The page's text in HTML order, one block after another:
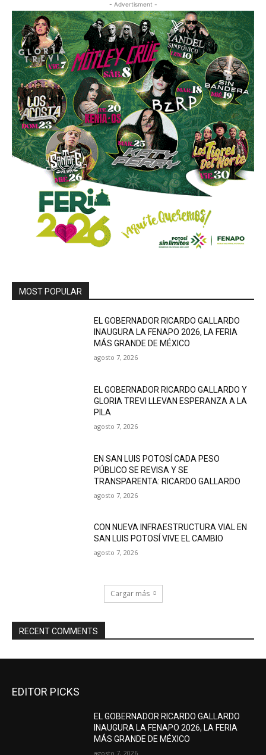
- Advertisment -
MOST POPULAR
EL GOBERNADOR RICARDO GALLARDO
INAUGURA LA FENAPO 2026, LA FERIA
MÁS GRANDE DE MÉXICO
agosto 7, 2026
EL GOBERNADOR RICARDO GALLARDO Y
GLORIA TREVI LLEVAN ESPERANZA A LA
PILA
agosto 7, 2026
EN SAN LUIS POTOSÍ CADA PESO
PÚBLICO SE REVISA Y SE
TRANSPARENTA: RICARDO GALLARDO
agosto 7, 2026
CON NUEVA INFRAESTRUCTURA VIAL EN
SAN LUIS POTOSÍ VIVE EL CAMBIO
agosto 7, 2026
Cargar más
RECENT COMMENTS
EDITOR PICKS
EL GOBERNADOR RICARDO GALLARDO
INAUGURA LA FENAPO 2026, LA FERIA
MÁS GRANDE DE MÉXICO
agosto 7, 2026